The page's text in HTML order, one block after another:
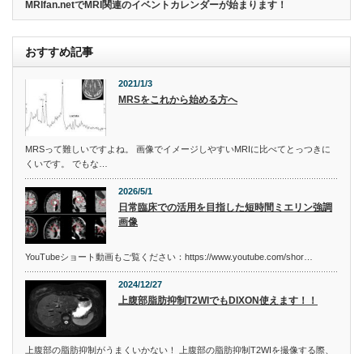
MRIfan.netでMRI関連のイベントカレンダーが始まります！
おすすめ記事
2021/1/3
MRSをこれから始める方へ
MRSって難しいですよね。 画像でイメージしやすいMRIに比べてとっつきに
くいです。 でもな…
2026/5/1
日常臨床での活用を目指した短時間ミエリン強調
画像
YouTubeショート動画もご覧ください：https://www.youtube.com/shor…
2024/12/27
上腹部脂肪抑制T2WIでもDIXON使えます！！
上腹部の脂肪抑制がうまくいかない！ 上腹部の脂肪抑制T2WIを撮像する際、